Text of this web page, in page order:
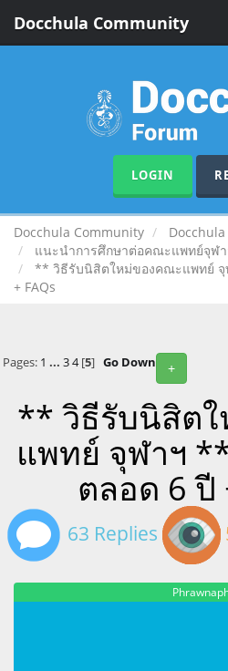
Docchula Community
LOGIN
Docchula Community
แนะนำการศึกษาต่อคณะแพทย์จุฬ
** วิธีรับนิสิตใหม่ของคณะแพทย์ จุ
+ FAQs
+
Pages: 1 ... 3 4[5] Go Down
** วิธีรับนิสิต
แพทย์ จุฬาฯ
ตลอด 6 ปี
63 Replies